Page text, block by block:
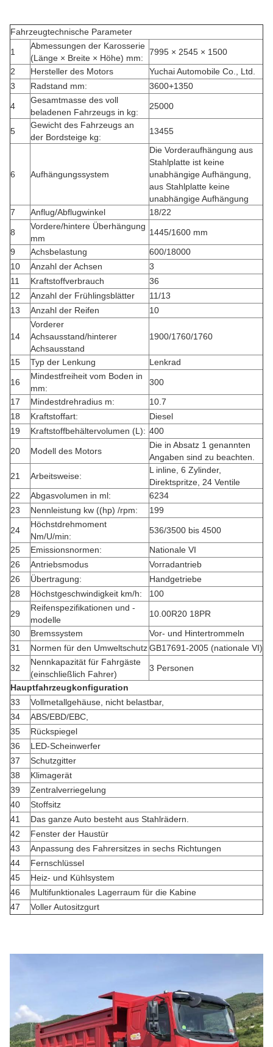
Fahrzeugtechnische Parameter
1
Abmessungen der Karosserie
(Länge × Breite × Höhe) mm:
7995 × 2545 × 1500
2
Hersteller des Motors
Yuchai Automobile Co., Ltd.
3
Radstand mm: 3600+1350
4
Gesamtmasse des voll
beladenen Fahrzeugs in kg:
25000
5
Gewicht des Fahrzeugs an
der Bordsteige kg:
13455
6 Aufhängungssystem
Die Vorderaufhängung aus
Stahlplatte ist keine
unabhängige Aufhängung,
aus Stahlplatte keine
unabhängige Aufhängung
7
Anflug/Abflugwinkel 18/22
8
Vordere/hintere Überhängung
mm
1445/1600 mm
9
Achsbelastung
600/18000
10
Anzahl der Achsen
3
11
Kraftstoffverbrauch
36
12
Anzahl der Frühlingsblätter
11/13
13
Anzahl der Reifen 10
14
Vorderer
Achsausstand/hinterer
Achsausstand
1900/1760/1760
15 Typ der Lenkung Lenkrad
16
Mindestfreiheit vom Boden in
mm:
300
17
Mindestdrehradius m:
10.7
18
Kraftstoffart:
Diesel
19
Kraftstoffbehältervolumen (L): 400
20 Modell des Motors
Die in Absatz 1 genannten
Angaben sind zu beachten.
21
Arbeitsweise:
L inline, 6 Zylinder,
Direktspritze, 24 Ventile
22
Abgasvolumen in ml:
6234
23
Nennleistung kw ((hp) /rpm: 199
24
Höchstdrehmoment
Nm/U/min:
536/3500 bis 4500
25
Emissionsnormen:
Nationale VI
26
Antriebsmodus
Vorradantrieb
26
Übertragung:
Handgetriebe
28
Höchstgeschwindigkeit km/h: 100
29
Reifenspezifikationen und -
modelle
10.00R20 18PR
30
Bremssystem
Vor- und Hintertrommeln
31
Normen für den UmweltschutzGB17691-2005 (nationale VI)
32
Nennkapazität für Fahrgäste
(einschließlich Fahrer)
3 Personen
Hauptfahrzeugkonfiguration
33
Vollmetallgehäuse, nicht belastbar,
34
ABS/EBD/EBC,
35
Rückspiegel
36
LED-Scheinwerfer
37
Schutzgitter
38
Klimagerät
39
Zentralverriegelung
40
Stoffsitz
41
Das ganze Auto besteht aus Stahlrädern.
42
Fenster der Haustür
43
Anpassung des Fahrersitzes in sechs Richtungen
44
Fernschlüssel
45
Heiz- und Kühlsystem
46
Multifunktionales Lagerraum für die Kabine
47
Voller Autositzgurt